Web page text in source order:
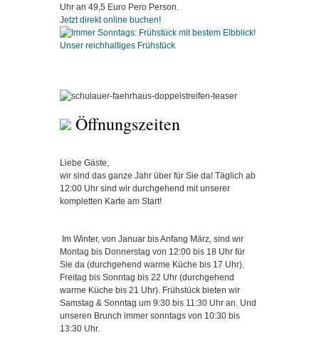
Uhr an 49,5 Euro Pero Person.
Jetzt direkt online buchen!
Unser reichhaltiges Frühstück
Öffnungszeiten
Liebe Gäste,
wir sind das ganze Jahr über für Sie da! Täglich ab
12:00 Uhr sind wir durchgehend mit unserer
kompletten Karte am Start!
Im Winter, von Januar bis Anfang März, sind wir
Montag bis Donnerstag von 12:00 bis 18 Uhr für
Sie da (durchgehend warme Küche bis 17 Uhr).
Freitag bis Sonntag bis 22 Uhr (durchgehend
warme Küche bis 21 Uhr). Frühstück bieten wir
Samstag & Sonntag um 9:30 bis 11:30 Uhr an. Und
unseren Brunch immer sonntags von 10:30 bis
13:30 Uhr.